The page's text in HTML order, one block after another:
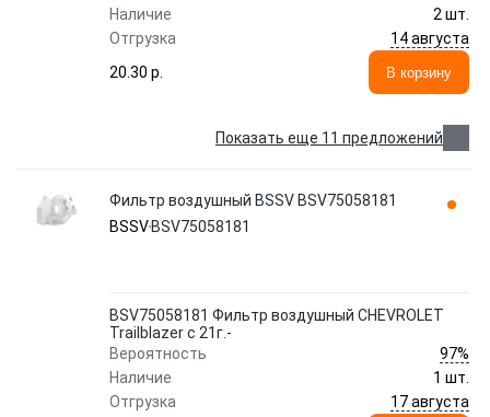
Наличие
2 шт.
Отгрузка
14 августа
20.30 p.
В корзину
Показать еще 11 предложений
Фильтр воздушный BSSV BSV75058181
BSSV BSV75058181
BSV75058181 Фильтр воздушный CHEVROLET
Trailblazer с 21г.-
Вероятность
97%
Наличие
1 шт.
Отгрузка
17 августа